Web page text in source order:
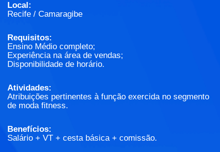
Local:
Recife / Camaragibe
Requisitos:
Ensino Médio completo;
Experiência na área de vendas;
Disponibilidade de horário.
Atividades:
Atribuições pertinentes à função exercida no segmento
de moda fitness.
Benefícios:
Salário + VT + cesta básica + comissão.